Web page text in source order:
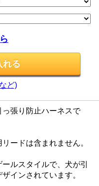
ど)
張り防止ハーネスで
ードは含まれません。
ルスタイルで、犬が引
インされています。